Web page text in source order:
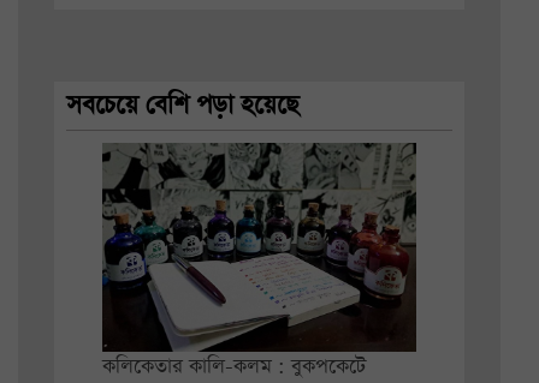
সবচেয়ে বেশি পড়া হয়েছে
কলিকেতার কালি-কলম : বুকপকেটে